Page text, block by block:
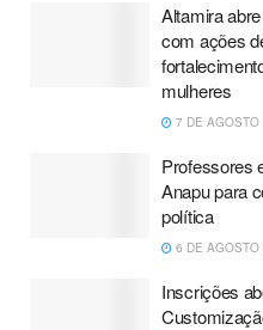
Altamira
com ações
mulheres
7 DE AGOSTO
Professores
Anapu para
política
6 DE AGOSTO
Inscrições